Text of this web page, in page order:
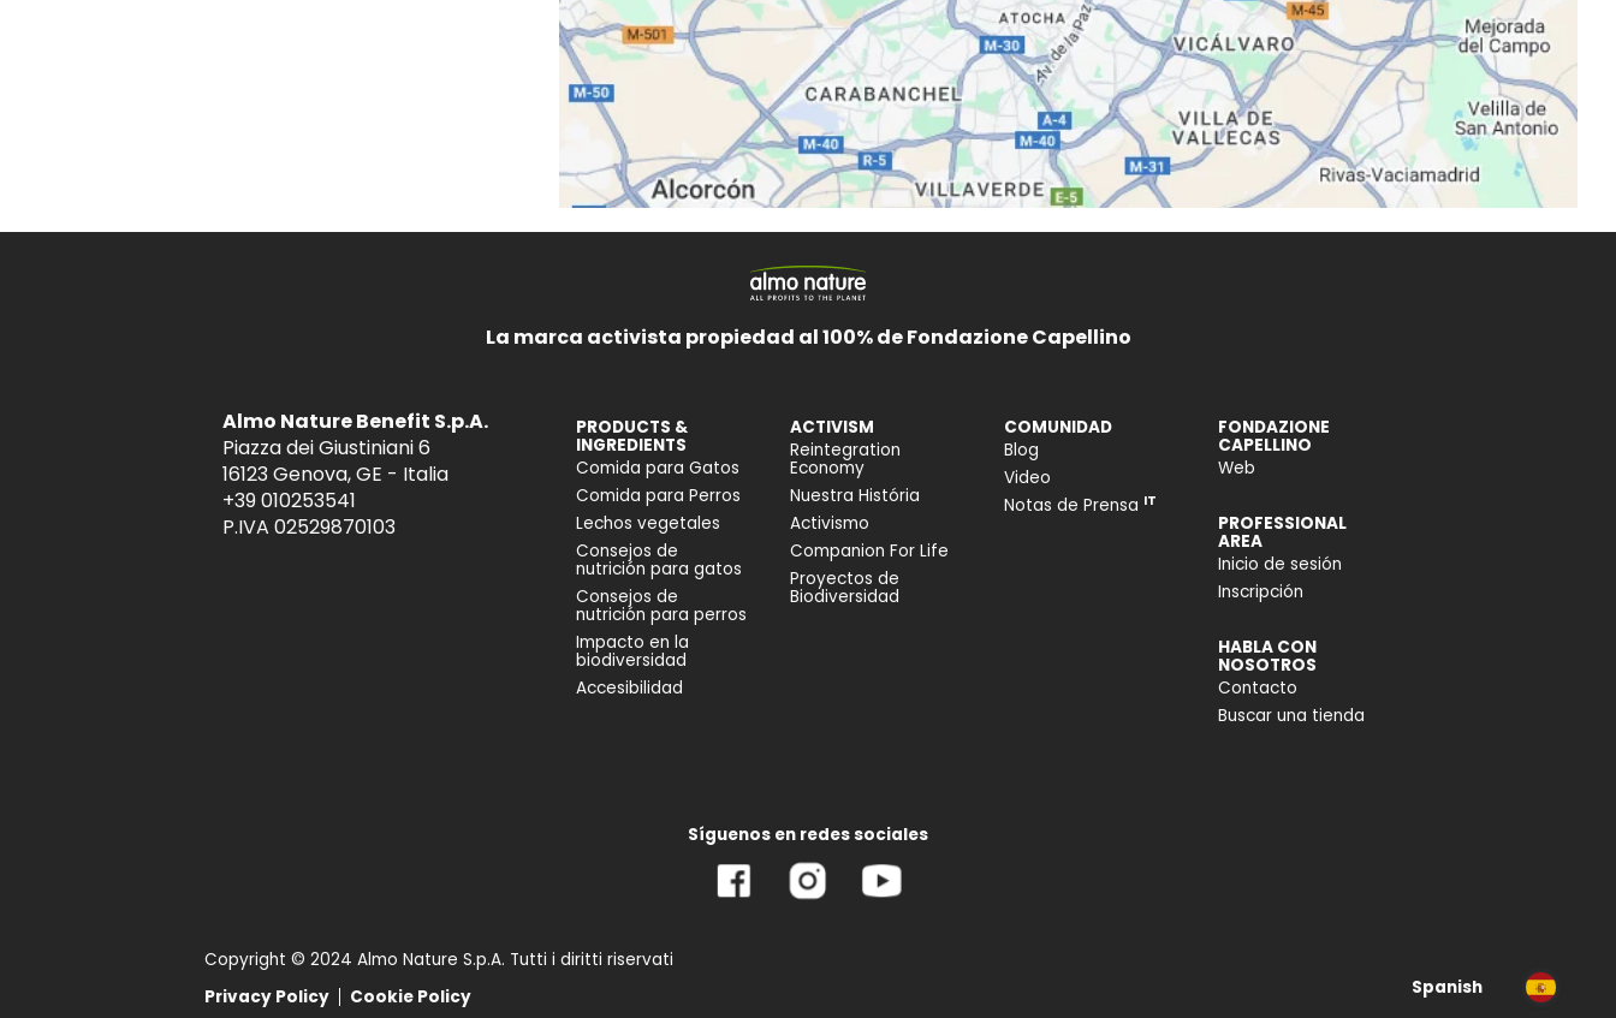
La marca activista propiedad al 100% de Fondazione Capellino
Almo Nature Benefit S.p.A.
Piazza dei Giustiniani 6
16123 Genova, GE - Italia
+39 010253541
P.IVA 02529870103
PRODUCTS &
INGREDIENTS
Comida para Gatos
Comida para Perros
Lechos vegetales
Consejos de
nutrición para gatos
Consejos de
nutrición para perros
Impacto en la
biodiversidad
Accesibilidad
ACTIVISM
Reintegration
Economy
Nuestra História
Activismo
Companion For Life
Proyectos de
Biodiversidad
COMUNIDAD
Blog
Video
Notas de Prensa IT
FONDAZIONE
CAPELLINO
Web
PROFESSIONAL
AREA
Inicio de sesión
Inscripción
HABLA CON
NOSOTROS
Contacto
Buscar una tienda
Síguenos en redes sociales
Copyright © 2024 Almo Nature S.p.A. Tutti i diritti riservati
Privacy Policy
Cookie Policy Spanish